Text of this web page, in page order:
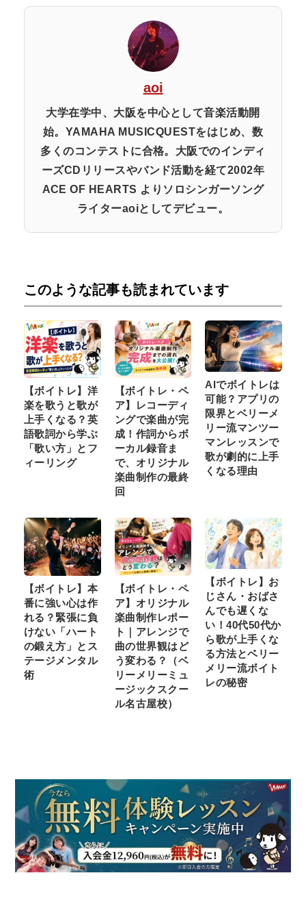
aoi
大学在学中、大阪を中心として音楽活動開
始。YAMAHA MUSICQUESTをはじめ、数
多くのコンテストに合格。大阪でのインディ
ーズCDリリースやバンド活動を経て2002年
ACE OF HEARTS よりソロシンガーソング
ライターaoiとしてデビュー。
このような記事も読まれています
【ボイトレ】洋
楽を歌うと歌が
上手くなる？英
語歌詞から学ぶ
「歌い方」とフ
ィーリング
【ボイトレ・ペ
ア】レコーディ
ングで楽曲が完
成！作詞からボ
ーカル録音ま
で、オリジナル
楽曲制作の最終
回
AIでボイトレは
可能？アプリの
限界とベリーメ
リー流マンツー
マンレッスンで
歌が劇的に上手
くなる理由
【ボイトレ】本
番に強い心は作
れる？緊張に負
けない「ハート
の鍛え方」とス
テージメンタル
術
【ボイトレ・ペ
ア】オリジナル
楽曲制作レポー
ト｜アレンジで
曲の世界観はど
う変わる？（ベ
リーメリーミュ
ージックスクー
ル名古屋校）
【ボイトレ】お
じさん・おばさ
んでも遅くな
い！40代50代か
ら歌が上手くな
る方法とベリー
メリー流ボイト
レの秘密